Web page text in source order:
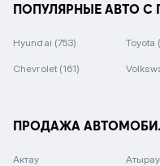
ПОПУЛЯРНЫЕ АВТО С
Hyundai (753) Toyota
Chevrolet (161)
ПРОДАЖА
Актау Атырау